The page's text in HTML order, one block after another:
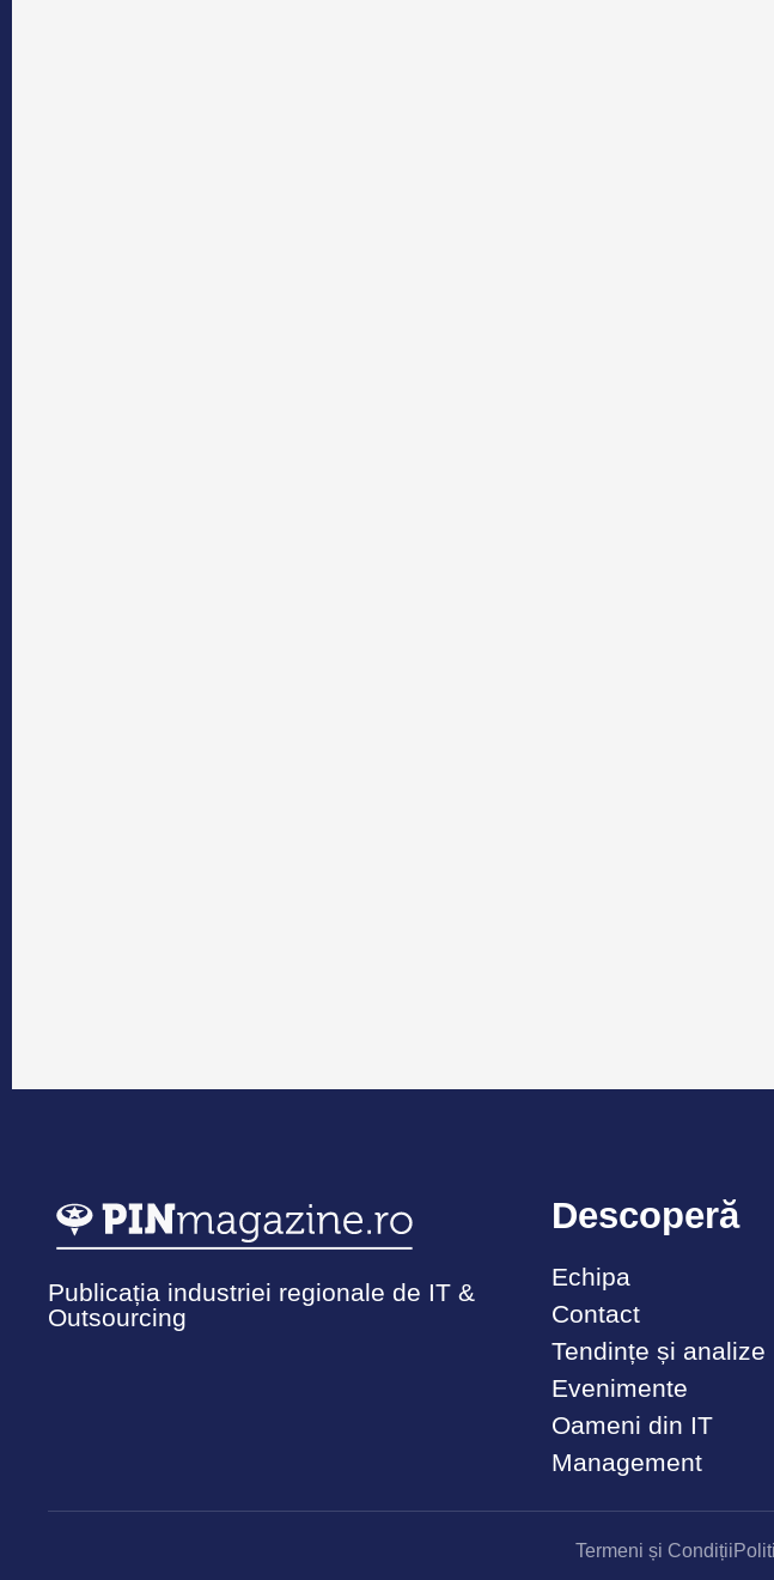
Publicația industriei regionale de IT &
Outsourcing
Descoperă
Echipa
Contact
Tendințe și analize
Evenimente
Oameni din IT
Management
Termeni și Condiții